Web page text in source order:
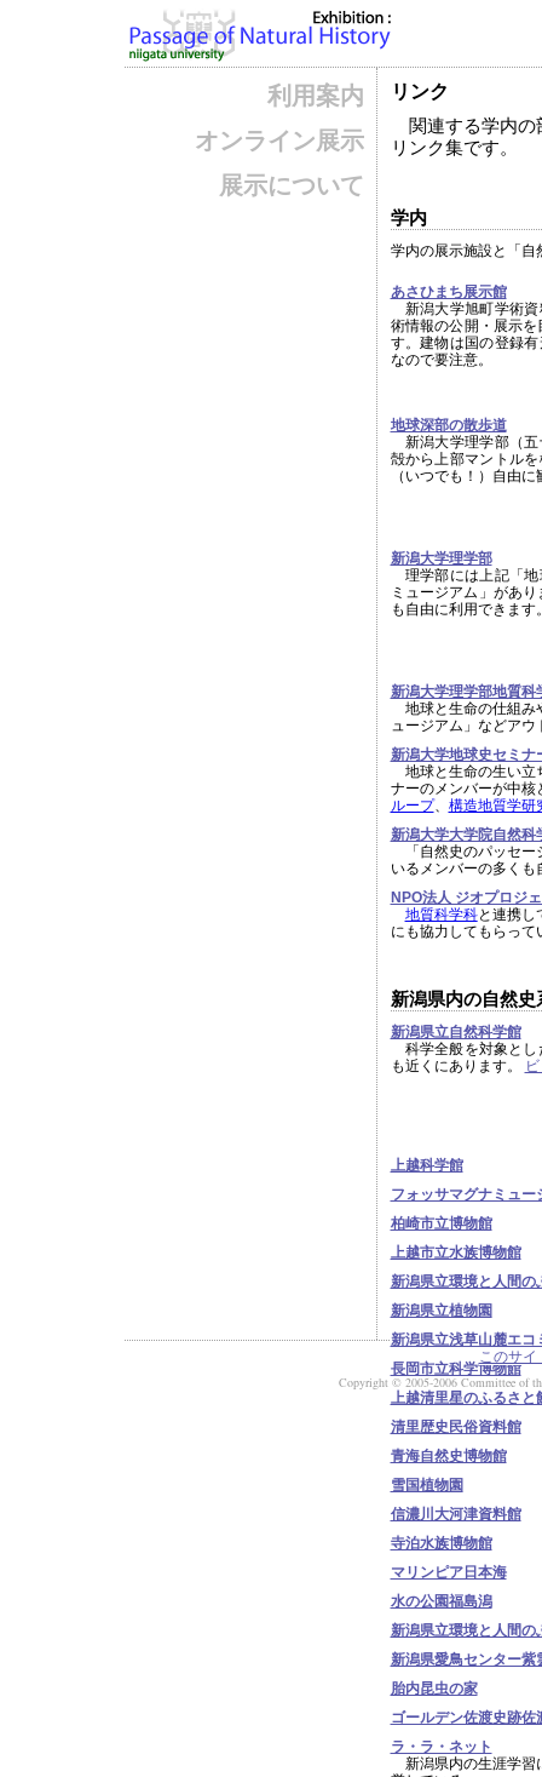
利用案内
オンライン展示
展示について
リンク
関連する学内の
リンク集です。
学内
学内の展示施設と「自
あさひまち展示館
新潟大学旭町学術資
術情報の公開・展示
す。建物は国の登録
なので要注意。
地球深部の散歩道
新潟大学理学部（五
殻から上部マントル
（いつでも！）自由
新潟大学理学部
理学部には上記「地
ミュージアム」があ
も自由に利用できます
新潟大学理学部地質科
地球と生命の仕組み
ュージアム」などア
新潟大学地球史セミナ
地球と生命の生い立
ナーのメンバーが中
ループ、 構造地質学研
新潟大学大学院自然科
「自然史のパッセー
いるメンバーの多く
NPO法人 ジオプロジ
地質科学科と連携し
にも協力してもらって
新潟県内の自然史
新潟県立自然科学館
科学全般を対象とし
も近くにあります。
上越科学館
フォッサマグナミュー
柏崎市立博物館
上越市立水族博物館
新潟県立環境と人間の
新潟県立植物園
新潟県立浅草山麓エコ
長岡市立科学博物館
上越清里星のふるさと
清里歴史民俗資料館
青海自然史博物館
雪国植物園
信濃川大河津資料館
寺泊水族博物館
マリンピア日本海
水の公園福島潟
新潟県立環境と人間の
新潟県愛鳥センター紫
胎内昆虫の家
ゴールデン佐渡史跡佐
ラ・ラ・ネット
新潟県内の生涯学習
このサイ
Copyright © 2005-2006 Committee of